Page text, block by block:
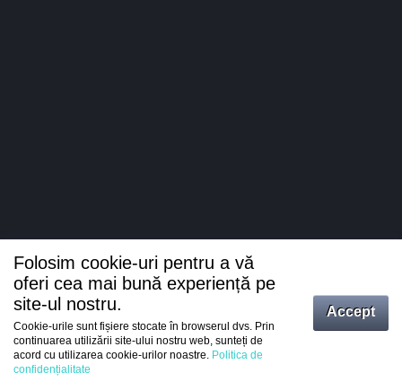
Intrați
Folosim cookie-uri pentru a vă
oferi cea mai bună experiență pe
site-ul nostru.
Cookie-urile sunt fișiere stocate în browserul dvs. Prin
continuarea utilizării site-ului nostru web, sunteți de
acord cu utilizarea cookie-urilor noastre. Politica de
confidențialitate
Accept